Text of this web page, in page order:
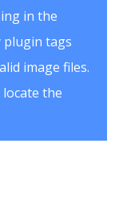
in the
plugin tags
image files.
the